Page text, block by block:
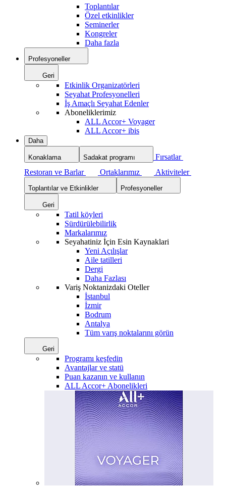
Toplantılar
Özel etkinlikler
Seminerler
Kongreler
Daha fazla
Profesyoneller
Geri
Etkinlik Organizatörleri
Seyahat Profesyonelleri
İş Amaçlı Seyahat Edenler
Aboneliklerimiz
ALL Accor+ Voyager
ALL Accor+ ibis
Daha
Konaklama Sadakat programı
Fırsatlar
Restoran ve Barlar
Ortaklarımız Aktiviteler
Toplantılar ve Etkinlikler Profesyoneller
Geri
Tatil köyleri
Sürdürülebilirlik
Markalarımız
Seyahatiniz İçin Esin Kaynaklari
Yeni Açılışlar
Aile tatilleri
Dergi
Daha Fazlası
Variş Noktanizdaki Oteller
İstanbul
İzmir
Bodrum
Antalya
Tüm varış noktalarını görün
Geri
Programı keşfedin
Avantajlar ve statü
Puan kazanın ve kullanın
ALL Accor+ Abonelikleri